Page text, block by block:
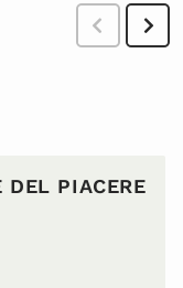
DEL PIACERE